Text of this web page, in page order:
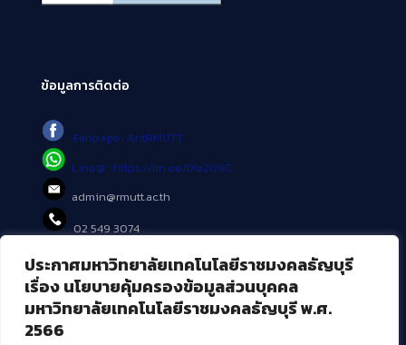
ประกาศมหาวิทยาลัยเทคโนโลยีราชมงคลธัญบุรี
เรื่อง นโยบายคุ้มครองข้อมูลส่วนบุคคล
มหาวิทยาลัยเทคโนโลยีราชมงคลธัญบุรี พ.ศ.
2566
ข้อมูลการติดต่อ
Fanpage : AritRMUTT
Line@ : https://lin.ee/tXe209C
admin@rmutt.ac.th
02 549 3074
บริการอื่นๆ ของ สวส.
ศูนย์สื่อดิจิทัล
ศูนย์นวัตกรรมและความรู้